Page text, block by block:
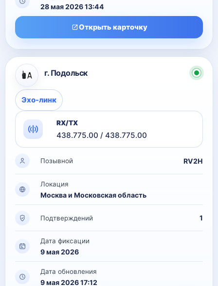
28 мая 2026 13:44
Открыть карточку
г. Подольск
Эхо-линк
RX/TX
438.775.00 / 438.775.00
Позывной RV2H
Локация
Москва и Московская область
Подтверждений 1
Дата фиксации
9 мая 2026
Дата обновления
9 мая 2026 17:12